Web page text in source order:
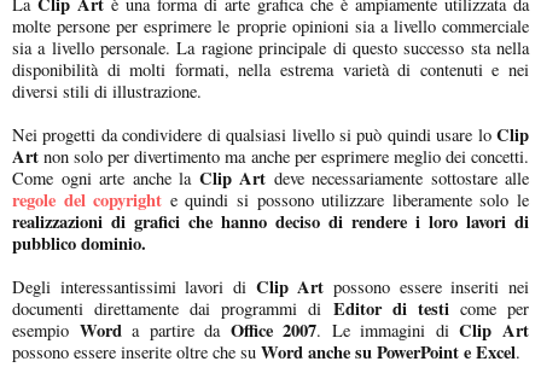
molte persone per esprimere le proprie opinioni sia a livello commerciale
sia a livello personale. La ragione principale di questo successo sta nella
disponibilità di molti formati, nella estrema varietà di contenuti e nei
diversi stili di illustrazione.
Nei progetti da condividere di qualsiasi livello si può quindi usare lo Clip
Art non solo per divertimento ma anche per esprimere meglio dei concetti.
Come ogni arte anche la Clip Art deve necessariamente sottostare alle
regole del copyright e quindi si possono utilizzare liberamente solo le
realizzazioni di grafici che hanno deciso di rendere i loro lavori di
pubblico dominio.
Degli interessantissimi lavori di Clip Art possono essere inseriti nei
documenti direttamente dai programmi di Editor di testicome per
esempio Worda partire da Office 2007. Le immagini diClip Art
possono essere inserite oltre che su Word anche su PowerPoint e Excel.